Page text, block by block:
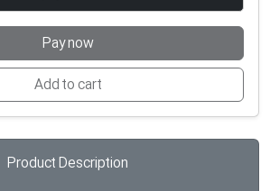
Pay now
Add to cart
Product Description